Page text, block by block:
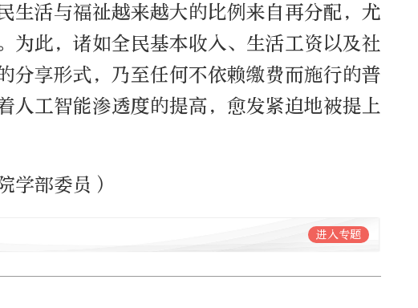
生活与福祉越来越大的比例来自再分配，尤
为此，诸如全民基本收入、生活工资以及社
分享形式，乃至任何不依赖缴费而施行的普
人工智能渗透度的提高，愈发紧迫地被提上
学部委员）
进入专题